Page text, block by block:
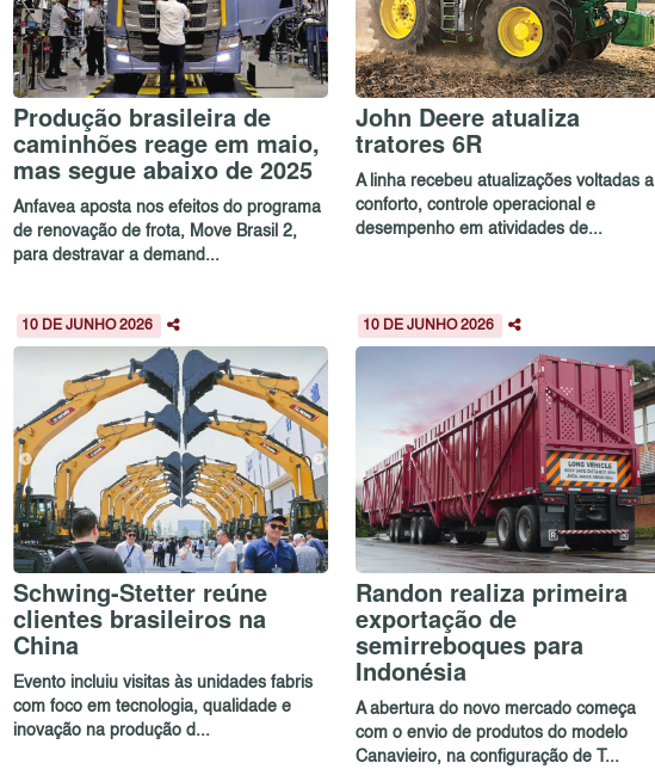
Produção brasileira de
caminhões reage em maio,
mas segue abaixo de 2025
Anfavea aposta nos efeitos do programa
de renovação de frota, Move Brasil 2,
para destravar a demand...
John Deere atualiza
tratores 6R
A linha recebeu atualizações voltadas a
conforto, controle operacional e
desempenho em atividades de...
10 DE JUNHO 2026
Schwing-Stetter reúne
clientes brasileiros na
China
Evento incluiu visitas às unidades fabris
com foco em tecnologia, qualidade e
inovação na produção d...
10 DE JUNHO 2026
Randon realiza primeira
exportação de
semirreboques para
Indonésia
A abertura do novo mercado começa
com o envio de produtos do modelo
Canavieiro, na configuração de T...